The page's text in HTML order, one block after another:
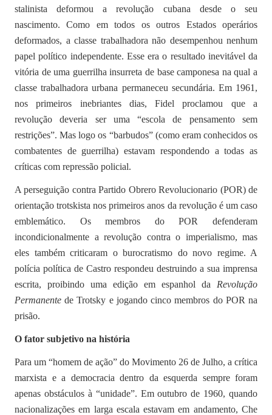
stalinista deformou a revolução cubana desde o seu
nascimento. Como em todos os outros Estados operários
deformados, a classe trabalhadora não desempenhou nenhum
papel político independente. Esse era o resultado inevitável da
vitória de uma guerrilha insurreta de base camponesa na qual a
classe trabalhadora urbana permaneceu secundária. Em 1961,
nos primeiros inebriantes dias, Fidel proclamou que a
revolução deveria ser uma “escola de pensamento sem
restrições”. Mas logo os “barbudos” (como eram conhecidos os
combatentes de guerrilha) estavam respondendo a todas as
críticas com repressão policial.
A perseguição contra Partido Obrero Revolucionario (POR) de
orientação trotskista nos primeiros anos da revolução é um caso
emblemático. Os membros do POR defenderam
incondicionalmente a revolução contra o imperialismo, mas
eles também criticaram o burocratismo do novo regime. A
polícia política de Castro respondeu destruindo a sua imprensa
escrita, proibindo uma edição em espanhol da Revolução
Permanentede Trotsky e jogando cinco membros do POR na
prisão.
O fator subjetivo na história
Para um “homem de ação” do Movimento 26 de Julho, a crítica
marxista e a democracia dentro da esquerda sempre foram
apenas obstáculos à “unidade”. Em outubro de 1960, quando
nacionalizações em larga escala estavam em andamento, Che